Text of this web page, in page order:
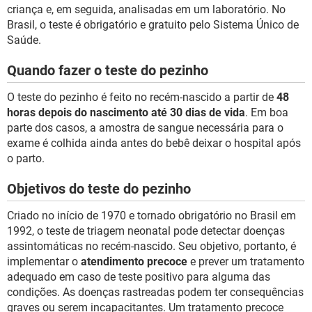
criança e, em seguida, analisadas em um laboratório. No
Brasil, o teste é obrigatório e gratuito pelo Sistema Único de
Saúde.
Quando fazer o teste do pezinho
O teste do pezinho é feito no recém-nascido a partir de 48
horas depois do nascimento até 30 dias de vida. Em boa
parte dos casos, a amostra de sangue necessária para o
exame é colhida ainda antes do bebê deixar o hospital após
o parto.
Objetivos do teste do pezinho
Criado no início de 1970 e tornado obrigatório no Brasil em
1992, o teste de triagem neonatal pode detectar doenças
assintomáticas no recém-nascido. Seu objetivo, portanto, é
implementar o atendimento precoce e prever um tratamento
adequado em caso de teste positivo para alguma das
condições. As doenças rastreadas podem ter consequências
graves ou serem incapacitantes. Um tratamento precoce